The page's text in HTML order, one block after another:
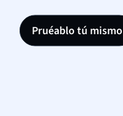
Pruéablo tú mismo